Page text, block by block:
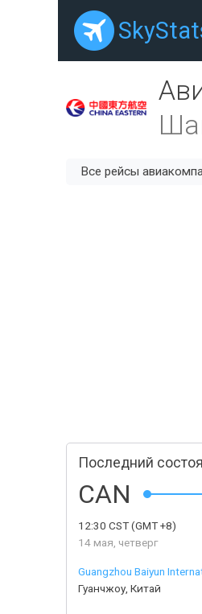
Все рейсы
Последний
CAN
12:30 CST(GMT +8)
14 мая, четверг
Guangzhou Baiyun
Гуанчжоу, Китай